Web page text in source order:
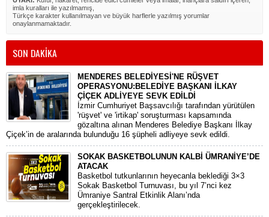
imla kuralları ile yazılmamış,
Türkçe karakter kullanılmayan ve büyük harflerle yazılmış yorumlar
onaylanmamaktadır.
SON DAKİKA
MENDERES BELEDİYESİ'NE RÜŞVET
OPERASYONU:BELEDİYE BAŞKANI İLKAY
ÇİÇEK ADLİYEYE SEVK EDİLDİ
​İzmir Cumhuriyet Başsavcılığı tarafından yürütülen
'rüşvet' ve 'irtikap' soruşturması kapsamında
gözaltına alınan Menderes Belediye Başkanı İlkay
Çiçek’in de aralarında bulunduğu 16 şüpheli adliyeye sevk edildi.
SOKAK BASKETBOLUNUN KALBİ ÜMRANİYE’DE
ATACAK
Basketbol tutkunlarının heyecanla beklediği 3×3
Sokak Basketbol Turnuvası, bu yıl 7’nci kez
Ümraniye Santral Etkinlik Alanı’nda
gerçekleştirilecek.